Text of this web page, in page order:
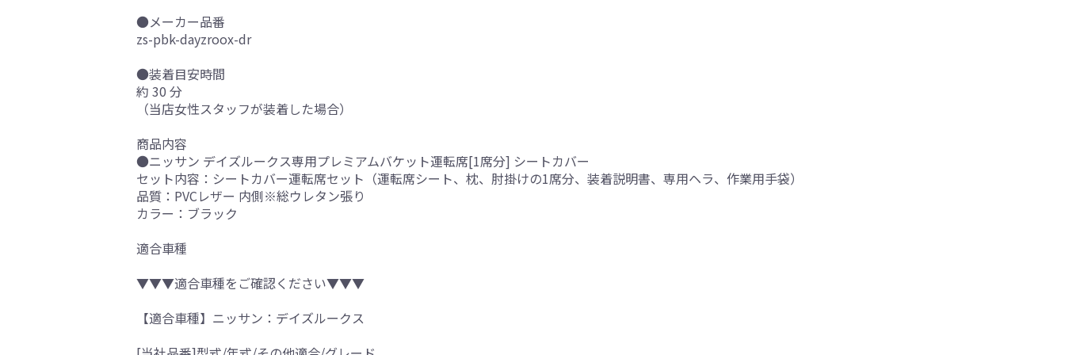
●メーカー品番
zs-pbk-dayzroox-dr
●装着目安時間
約 30 分
（当店女性スタッフが装着した場合）
商品内容
●ニッサン デイズルークス専用プレミアムバケット運転席[1席分] シートカバー
セット内容：シートカバー運転席セット（運転席シート、枕、肘掛けの1席分、装着説明書、専用ヘラ、作業用手袋）
品質：PVCレザー 内側※総ウレタン張り
カラー：ブラック
適合車種
▼▼▼適合車種をご確認ください▼▼▼
【適合車種】ニッサン：デイズルークス